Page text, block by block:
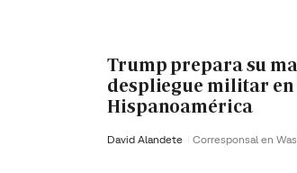
Trump prepara su
despliegue militar
Hispanoamérica
David Alandete Corresponsal en